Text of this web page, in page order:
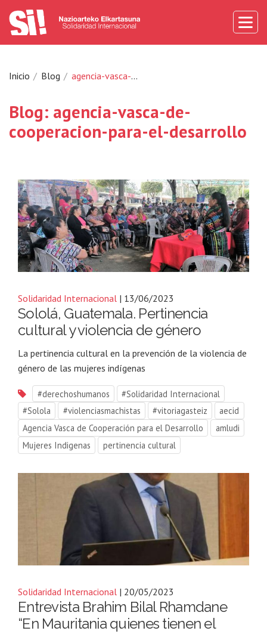
Inicio Blog agencia-vasca-de-cooperacion-para-el-desarrollo
Blog: agencia-vasca-de-
cooperacion-para-el-desarrollo
Solidaridad Internacional | 13/06/2023
Sololá, Guatemala. Pertinencia
cultural y violencia de género
La pertinencia cultural en la prevención de la violencia de
género de las mujeres indígenas
#derechoshumanos
#Solidaridad Internacional
#Solola
#violenciasmachistas #vitoriagasteiz
aecid
Agencia Vasca de Cooperación para el Desarrollo
amludi
Mujeres Indigenas
pertinencia cultural
Solidaridad Internacional | 20/05/2023
Entrevista Brahim Bilal Rhamdane
“En Mauritania quienes tienen el